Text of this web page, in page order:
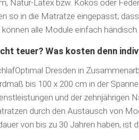
Natur-Latex bzw. Kokos oder
so in die Matratze eingepasst,
können alle Module einfach
teuer? Was kosten denn
Dresden in
bis 100 x 200 cm in der
und der zehnjährigen
durch den Austausch von
von bis zu 30 Jahren haben, ist